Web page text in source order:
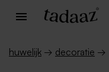
huwelijk → decoratie →